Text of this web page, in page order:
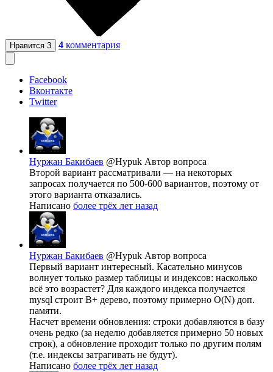
Нравится 3 4 комментария
Facebook
Вконтакте
Twitter
Нуржан Бакибаев @Hypuk Автор вопроса
Второй вариант рассматривали — на некоторых
запросах получается по 500-600 вариантов, поэтому от
этого варианта отказались.
Написано более трёх лет назад
Нуржан Бакибаев @Hypuk Автор вопроса
Первый вариант интересный. Касательно минусов
волнует только размер таблицы и индексов: насколько
всё это возрастет? Для каждого индекса получается
mysql строит B+ дерево, поэтому примерно O(N) доп.
памяти.
Насчет времени обновления: строки добавляются в базу
очень редко (за неделю добавляется примерно 50 новых
строк), а обновление проходит только по другим полям
(т.е. индексы затрагивать не будут).
Написано более трёх лет назад